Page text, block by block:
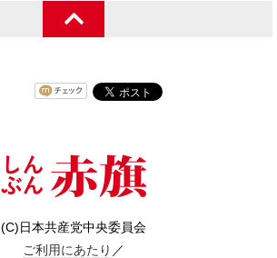
(C)日本共産党中央委員会
ご利用にあたり ／